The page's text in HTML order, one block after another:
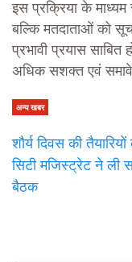
इस प्रक्रिया के माध्यम
बल्कि मतदाताओं को
प्रभावी प्रयास
अधिक सशक्त एवं
अन्य खबर
शौर्य दिवस की
सिटी मजिस्ट्रेट ने ली
बैठक